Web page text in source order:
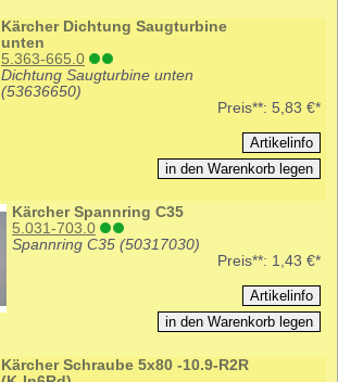
Kärcher Dichtung Saugturbine
unten
5.363-665.0
Dichtung Saugturbine unten
(53636650)
Preis**: 5,83 €*
Kärcher Spannring C35
5.031-703.0
Spannring C35 (50317030)
Preis**: 1,43 €*
Kärcher Schraube 5x80 -10.9-R2R